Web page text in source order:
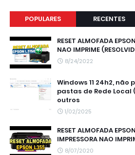
POPULARES RECENTES
RESET ALMOFADA
NAO IMPRIME
8/24/2022
Windows 11 24h2,
pastas de Rede Local
outros
1/02/2025
RESET ALMOFADA
IMPRESSORA NAO
8/07/2020